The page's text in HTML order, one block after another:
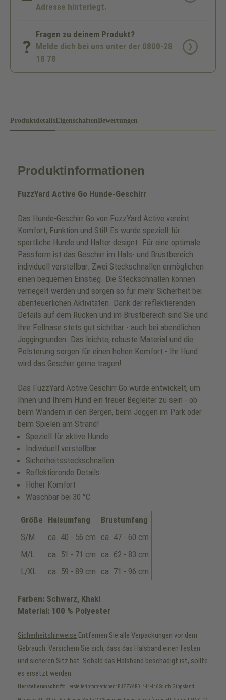
Adresse hinterlegt.
Fragen zu deinem Produkt?
Melde dich bei uns unter der 0800-28
18 78
ProduktdetailsEigenschaftenBewertungen
Produktinformationen
FuzzYard Active Go Hunde-Geschirr
Das Hunde-Geschirr Go von FuzzYard Active vereint
Komfort, Funktion und Stil! Es wurde speziell für
sportliche Hunde und Halter designt. Für eine optimale
Passform ist das Geschirr im Hals- und Brustbereich
individuell verstellbar. Zwei Steckschnallen ermöglichen
einen bequemen Einstieg. Die Steckschnallen können
verriegelt werden und sorgen so für mehr Sicherheit bei
abenteuerlichen Aktivitäten. Dank der reflektierenden
Details auf dem Rücken und im Brustbereich sind Sie und
Ihre Fellnase stets gut sichtbar - auch bei abendlichen
Joggingrunden. Das leichte, robuste Material und die
Polsterung sorgen für einen hohen Komfort - Ihr Hund
wird das Geschirr gerne tragen!
Das FuzzYard Active Geschirr Go wurde entwickelt, um
Ihnen und Ihrem Hund ein treuer Begleiter zu sein - ob
beim Wandern in den Bergen, beim Joggen im Park oder
beim Spielen am Strand!
Speziell für aktive Hunde
Individuell verstellbar
Sicherheitssteckschnallen
Reflektierende Details
Hoher Komfort
Waschbar bei 30 °C
Größe Halsumfang
Brustumfang
S/M
ca. 40 - 56 cm ca. 47 - 60 cm
M/L
ca. 51 - 71 cm ca. 62 - 83 cm
L/XL
ca. 59 - 89 cm ca. 71 - 96 cm
Farben: Schwarz, Khaki
Material: 100 % Polyester
Sicherheitshinweise Entfernen Sie alle Verpackungen vor dem
Gebrauch. Versichern Sie sich, dass das Halsband einen festen
und sicheren Sitz hat. Sobald das Halsband beschädigt ist, sollte
es ersetzt werden.
Herstelleranschrift: Herstellerinformationen: FUZZYARD, 444-446 South Gippsland